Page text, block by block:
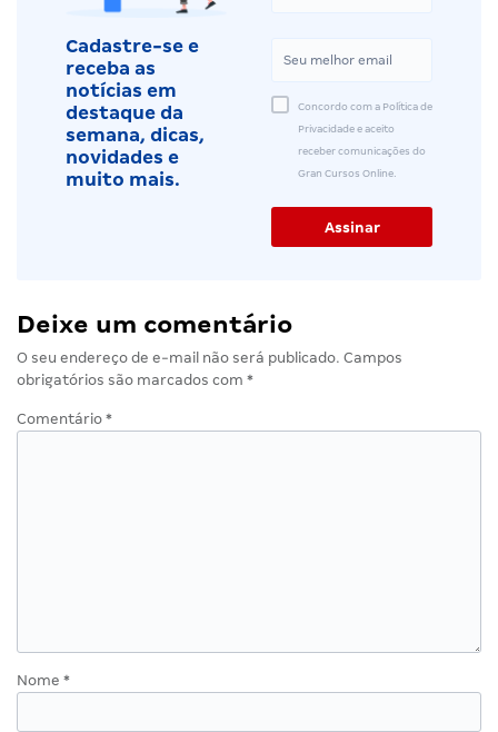
Cadastre-se e
receba as
notícias em
destaque da
semana, dicas,
novidades e
muito mais.
Concordo com a Política de
Privacidade e aceito
receber comunicações do
Gran Cursos Online.
Deixe um comentário
O seu endereço de e-mail não será publicado. Campos
obrigatórios são marcados com *
Comentário *
Nome *